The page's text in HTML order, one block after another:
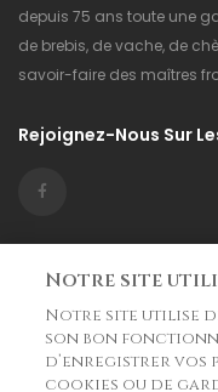
depuis 75 ans toute une
de brebis, de vache, de
savoir-faire des maîtres
Rejoignez-Nous Sur
La Boutique
Fromagerie Matocq
Notre site
Notre site utilise
son bon
d’enregistrer vos
cookies ou de